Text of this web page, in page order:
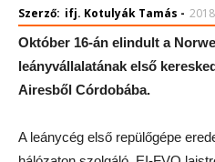
Szerző: ifj. Kotulyák Tamás -
Október 16-án elindult a
leányvállalatának első
Airesből Córdobába.
A leánycég első repülőgépe